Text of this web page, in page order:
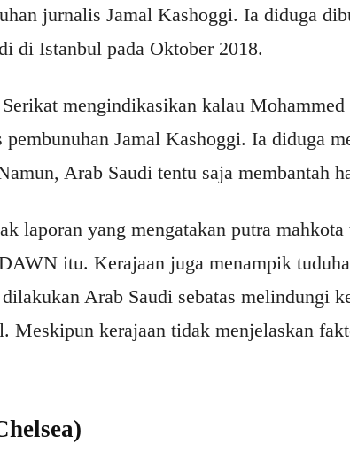
jurnalis Jamal Kashoggi. Ia diduga
di Istanbul pada Oktober 2018.
mengindikasikan kalau
Jamal Kashoggi. Ia diduga
Arab Saudi tentu saja membantah
laporan yang mengatakan putra
itu. Kerajaan juga menampik
Arab Saudi sebatas melindungi
Meskipun kerajaan tidak menjelaskan